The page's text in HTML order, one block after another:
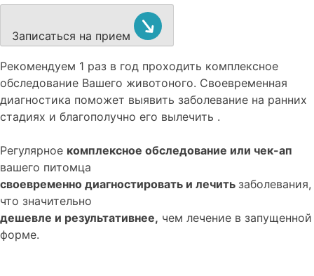
Записаться на прием
Рекомендуем 1 раз в год проходить комплексное
обследование Вашего животоного. Своевременная
диагностика поможет выявить заболевание на ранних
стадиях и благополучно его вылечить .
Регулярное комплексное обследование или чек-ап
вашего питомца
своевременно диагностировать и лечить заболевания,
что значительно
дешевле и результативнее, чем лечение в запущенной
форме.